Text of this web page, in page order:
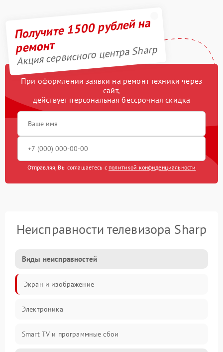
Получите 1500 рублей на
ремонт
Акция сервисного центра Sharp
При оформлении заявки на ремонт техники через
сайт,
действует персональная бессрочная скидка
Отправляя, Вы соглашаетесь с политикой конфиденциальности
Неисправности телевизора Sharp
Виды неисправностей
Экран и изображение
Электроника
Smart TV и программные сбои